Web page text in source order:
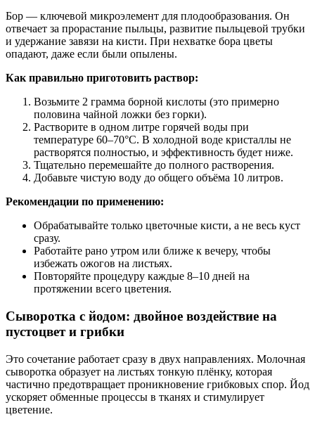
Бор — ключевой микроэлемент для плодообразования. Он
отвечает за прорастание пыльцы, развитие пыльцевой трубки
и удержание завязи на кисти. При нехватке бора цветы
опадают, даже если были опылены.
Как правильно приготовить раствор:
Возьмите 2 грамма борной кислоты (это примерно
половина чайной ложки без горки).
Растворите в одном литре горячей воды при
температуре 60–70°C. В холодной воде кристаллы не
растворятся полностью, и эффективность будет ниже.
Тщательно перемешайте до полного растворения.
Добавьте чистую воду до общего объёма 10 литров.
Рекомендации по применению:
Обрабатывайте только цветочные кисти, а не весь куст
сразу.
Работайте рано утром или ближе к вечеру, чтобы
избежать ожогов на листьях.
Повторяйте процедуру каждые 8–10 дней на
протяжении всего цветения.
Сыворотка с йодом: двойное воздействие на
пустоцвет и грибки
Это сочетание работает сразу в двух направлениях. Молочная
сыворотка образует на листьях тонкую плёнку, которая
частично предотвращает проникновение грибковых спор. Йод
ускоряет обменные процессы в тканях и стимулирует
цветение.